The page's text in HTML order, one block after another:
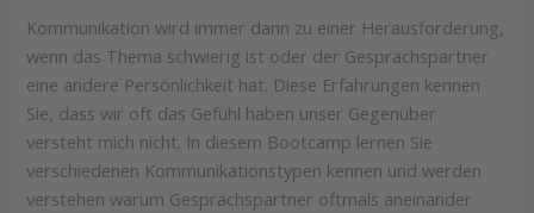
Kommunikation wird immer dann zu einer Herausforderung,
wenn das Thema schwierig ist oder der Gesprächspartner
eine andere Persönlichkeit hat. Diese Erfahrungen kennen
Sie, dass wir oft das Gefühl haben unser Gegenüber
versteht mich nicht. In diesem Bootcamp lernen Sie
verschiedenen Kommunikationstypen kennen und werden
verstehen warum Gesprächspartner oftmals aneinander